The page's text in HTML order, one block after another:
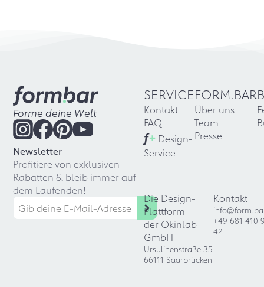
Forme deine Welt
Newsletter
Profitiere von exklusiven
Rabatten & bleib immer auf
dem Laufenden!
SERVICE
Kontakt
FAQ
f+ Design-
Service
FORM.BAR
Über uns
Team
Presse
Die Design-
Plattform
der Okinlab
GmbH
Ursulinenstraße 35
66111 Saarbrücken
Kontakt
+49 681 410
42